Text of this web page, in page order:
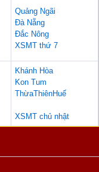
Quảng Ngãi
Đà Nẵng
Đắc Nông
XSMT thứ 7
Khánh Hòa
Kon Tum
ThừaThiênHuế
XSMT chủ nhật